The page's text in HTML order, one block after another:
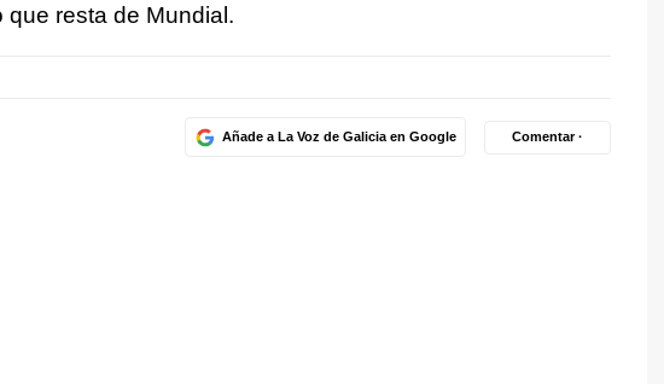
resta de Mundial.
Añade a La Voz de Galicia en Google Comentar ·